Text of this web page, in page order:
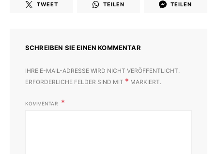
TWEET TEILEN TEILEN
SCHREIBEN SIE EINEN KOMMENTAR
IHRE E-MAIL-ADRESSE WIRD NICHT VERÖFFENTLICHT.
ERFORDERLICHE FELDER SIND MIT * MARKIERT.
KOMMENTAR